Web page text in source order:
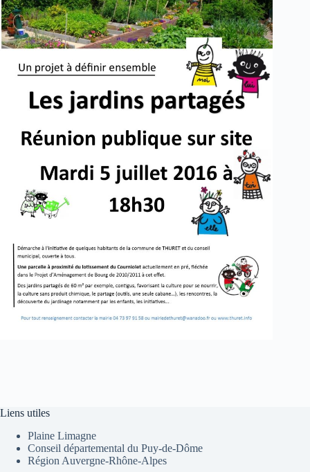
Liens utiles
Plaine Limagne
Conseil départemental du Puy-de-Dôme
Région Auvergne-Rhône-Alpes